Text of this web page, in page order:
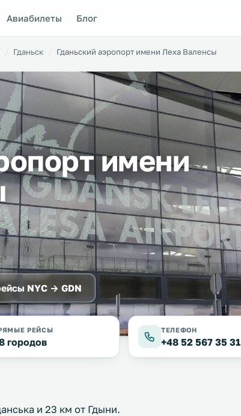
Авиабилеты Блог
Гданьск Гданьский аэропорт имени Леха Валенсы
имени
NYC → GDN
РЕЙСЫ
городов
ТЕЛЕФОН
+48 52 567 35 31
и 23 км от Гдыни.